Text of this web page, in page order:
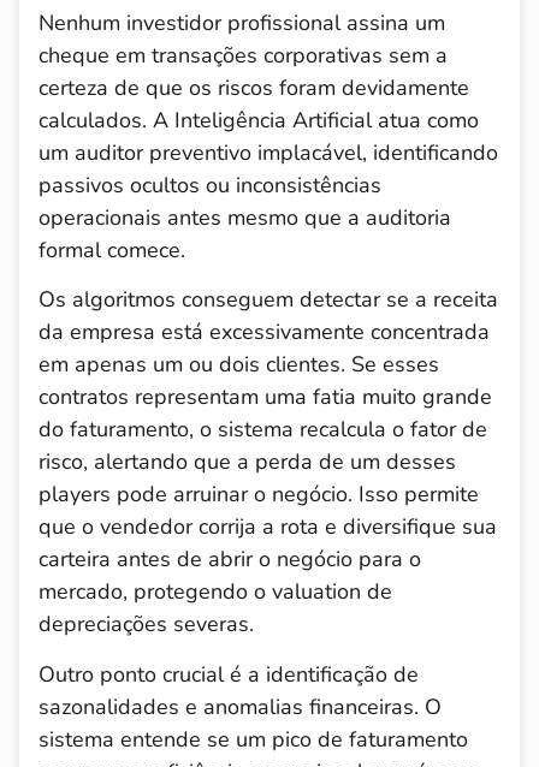
Nenhum investidor profissional assina um
cheque em transações corporativas sem a
certeza de que os riscos foram devidamente
calculados. A Inteligência Artificial atua como
um auditor preventivo implacável, identificando
passivos ocultos ou inconsistências
operacionais antes mesmo que a auditoria
formal comece.
Os algoritmos conseguem detectar se a receita
da empresa está excessivamente concentrada
em apenas um ou dois clientes. Se esses
contratos representam uma fatia muito grande
do faturamento, o sistema recalcula o fator de
risco, alertando que a perda de um desses
players pode arruinar o negócio. Isso permite
que o vendedor corrija a rota e diversifique sua
carteira antes de abrir o negócio para o
mercado, protegendo o valuation de
depreciações severas.
Outro ponto crucial é a identificação de
sazonalidades e anomalias financeiras. O
sistema entende se um pico de faturamento